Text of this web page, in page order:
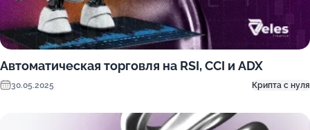
Автоматическая торговля на RSI, CCI и ADX
30.05.2025 Крипта с нуля